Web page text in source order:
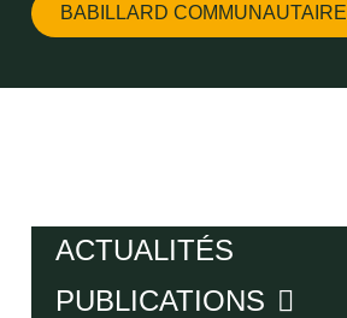
BABILLARD COMMUNAUTAIRE
ACTUALITÉS
PUBLICATIONS